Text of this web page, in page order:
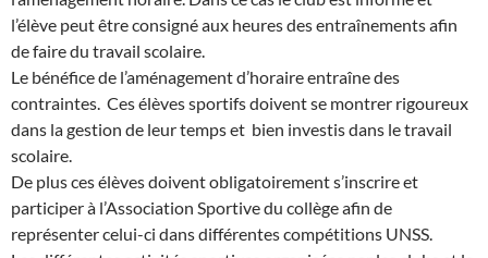
l’élève peut être consigné aux heures des entraînements afin
de faire du travail scolaire.
Le bénéfice de l’aménagement d’horaire entraîne des
contraintes. Ces élèves sportifs doivent se montrer rigoureux
dans la gestion de leur temps et bien investis dans le travail
scolaire.
De plus ces élèves doivent obligatoirement s’inscrire et
participer à l’Association Sportive du collège afin de
représenter celui-ci dans différentes compétitions UNSS.